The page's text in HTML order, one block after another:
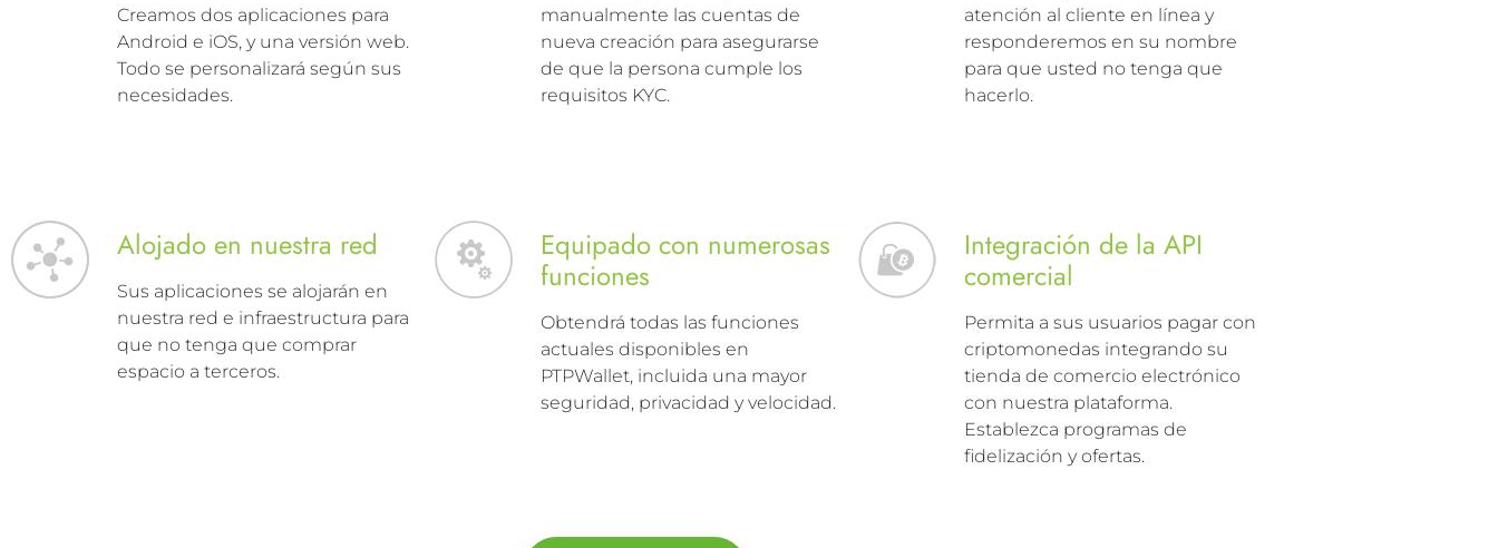
Creamos dos aplicaciones para
Android e iOS, y una versión web.
Todo se personalizará según sus
necesidades.
manualmente las cuentas de
nueva creación para asegurarse
de que la persona cumple los
requisitos KYC.
atención al cliente en línea y
responderemos en su nombre
para que usted no tenga que
hacerlo.
Alojado en nuestra red
Sus aplicaciones se alojarán en
nuestra red e infraestructura para
que no tenga que comprar
espacio a terceros.
Equipado con numerosas
funciones
Obtendrá todas las funciones
actuales disponibles en
PTPWallet, incluida una mayor
seguridad, privacidad y velocidad.
Integración de la API
comercial
Permita a sus usuarios pagar con
criptomonedas integrando su
tienda de comercio electrónico
con nuestra plataforma.
Establezca programas de
fidelización y ofertas.